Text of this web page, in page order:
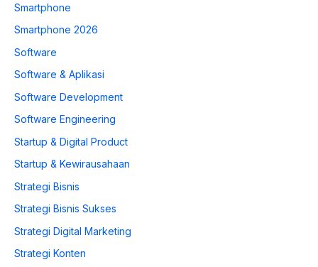
Smartphone
Smartphone 2026
Software
Software & Aplikasi
Software Development
Software Engineering
Startup & Digital Product
Startup & Kewirausahaan
Strategi Bisnis
Strategi Bisnis Sukses
Strategi Digital Marketing
Strategi Konten